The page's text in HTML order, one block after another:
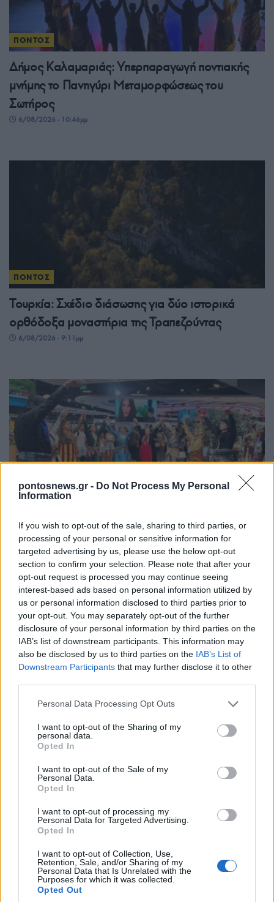
pontosnews.gr - Do Not Process My Personal
Information
If you wish to opt-out of the sale, sharing to third parties, or
processing of your personal or sensitive information for
targeted advertising by us, please use the below opt-out
section to confirm your selection. Please note that after your
opt-out request is processed you may continue seeing
interest-based ads based on personal information utilized by
us or personal information disclosed to third parties prior to
your opt-out. You may separately opt-out of the further
disclosure of your personal information by third parties on the
IAB’s list of downstream participants. This information may
also be disclosed by us to third parties on the IAB’s List of
Downstream Participants that may further disclose it to other
Please note that this website/app uses one or more Google
not limited to your visit or usage behaviour. You may click to
grant or deny consent to Google and its third-party tags to
use your data for below specified purposes in below Google
consent section.
Personal Data Processing Opt Outs
I want to opt-out of the Sharing of my
personal data.
Opted In
I want to opt-out of the Sale of my
Personal Data.
Opted In
I want to opt-out of processing my
Personal Data for Targeted Advertising.
Opted In
I want to opt-out of Collection, Use,
Retention, Sale, and/or Sharing of my
Personal Data that Is Unrelated with the
Purposes for which it was collected.
Opted Out
ΠΟΝΤΟΣ
Δήμος Καλαμαριάς: Υπερπαραγωγή ποντιακής
μνήμης το Πανηγύρι Μεταμορφώσεως του
Σωτήρος
6/08/2026 - 10:46μμ
ΠΟΝΤΟΣ
Τουρκία: Σχέδιο διάσωσης για δύο ιστορικά
ορθόδοξα μοναστήρια της Τραπεζούντας
6/08/2026 - 9:11μμ
ΣΥΛΛΟΓΟΙ
Ποντιακοί χοροί στο αεροδρόμιο της Ρόδου: Η
παράδοσή μας «πέταξε» σε όλο τον κόσμο
6/08/2026 - 2:32μμ
Πόντιοι πρόσφυγες στην Πρασινάδα Δράμας – Η
6/08/2026 - 1:41μμ